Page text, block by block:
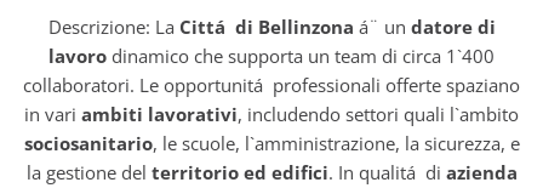
Descrizione: La Cittá di Bellinzona á¨ un datore di
lavoro dinamico che supporta un team di circa 1`400
collaboratori. Le opportunitá professionali offerte spaziano
in vari ambiti lavorativi, includendo settori quali l`ambito
sociosanitario, le scuole, l`amministrazione, la sicurezza, e
la gestione del territorio ed edifici. In qualitá di azienda